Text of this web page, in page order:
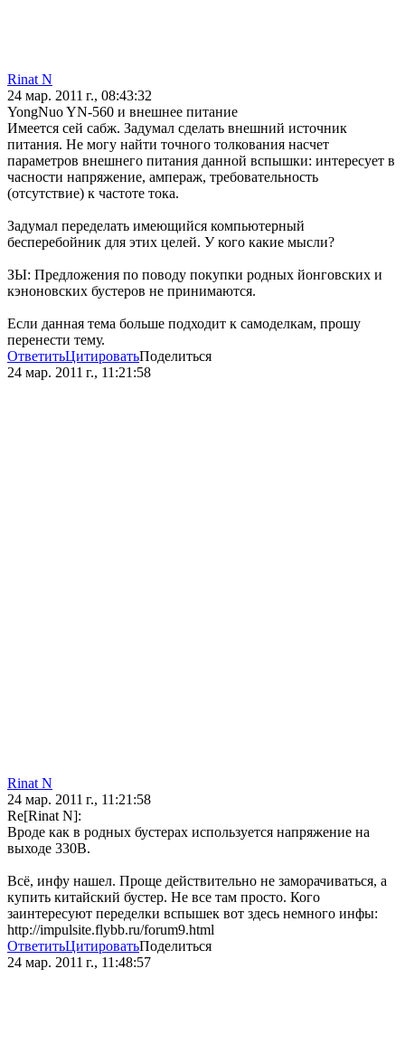
Rinat N
24 мар. 2011 г., 08:43:32
YongNuo YN-560 и внешнее питание
Имеется сей сабж. Задумал сделать внешний источник
питания. Не могу найти точного толкования насчет
параметров внешнего питания данной вспышки: интересует в
часности напряжение, ампераж, требовательность
(отсутствие) к частоте тока.
Задумал переделать имеющийся компьютерный
бесперебойник для этих целей. У кого какие мысли?
ЗЫ: Предложения по поводу покупки родных йонговских и
кэноновских бустеров не принимаются.
Если данная тема больше подходит к самоделкам, прошу
перенести тему.
ОтветитьЦитироватьПоделиться
24 мар. 2011 г., 11:21:58
Rinat N
24 мар. 2011 г., 11:21:58
Re[Rinat N]:
Вроде как в родных бустерах используется напряжение на
выходе 330В.
Всё, инфу нашел. Проще действительно не заморачиваться, а
купить китайский бустер. Не все там просто. Кого
заинтересуют переделки вспышек вот здесь немного инфы:
http://impulsite.flybb.ru/forum9.html
ОтветитьЦитироватьПоделиться
24 мар. 2011 г., 11:48:57